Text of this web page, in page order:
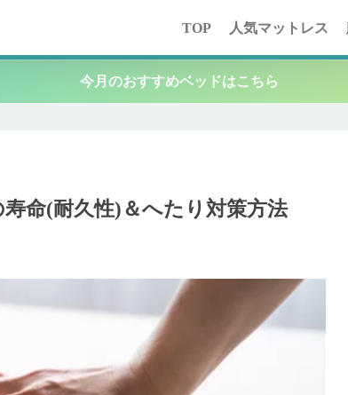
TOP 人気マットレス
今月のおすすめベッドはこちら
命(耐久性)＆へたり対策方法